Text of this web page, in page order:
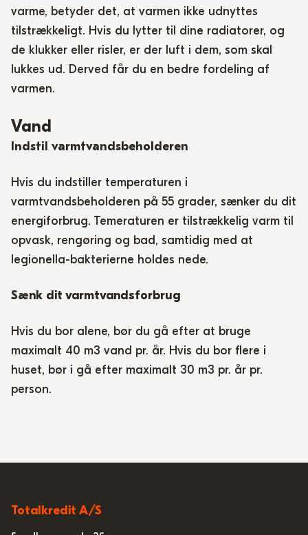
varme, betyder det, at varmen ikke udnyttes
tilstrækkeligt. Hvis du lytter til dine radiatorer, og
de klukker eller risler, er der luft i dem, som skal
lukkes ud. Derved får du en bedre fordeling af
varmen.
Vand
Indstil varmtvandsbeholderen
Hvis du indstiller temperaturen i
varmtvandsbeholderen på 55 grader, sænker du dit
energiforbrug. Temeraturen er tilstrækkelig varm til
opvask, rengøring og bad, samtidig med at
legionella-bakterierne holdes nede.
Sænk dit varmtvandsforbrug
Hvis du bor alene, bør du gå efter at bruge
maximalt 40 m3 vand pr. år. Hvis du bor flere i
huset, bør i gå efter maximalt 30 m3 pr. år pr.
person.
Totalkredit A/S